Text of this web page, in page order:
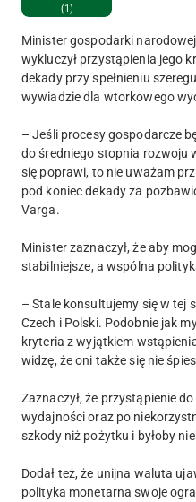
(1)
Minister gospodarki
wykluczył przystąpienia jego
dekady przy spełnieniu
wywiadzie dla wtorkowego
– Jeśli procesy gospodarcze
do średniego stopnia rozwoju
się poprawi, to nie uważam
pod koniec dekady za
Varga.
Minister zaznaczył, że aby
stabilniejsze, a wspólna
– Stale konsultujemy się w tej
Czech i Polski. Podobnie jak
kryteria z wyjątkiem
widzę, że oni także się nie
Zaznaczył, że przystąpienie
wydajności oraz po
szkody niż pożytku i byłoby
Dodał też, że unijna waluta
polityka monetarna swoje